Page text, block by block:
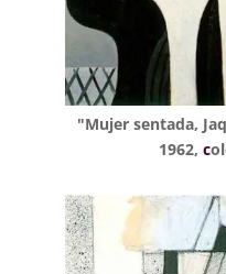
"Mujer sentada,
1962, c